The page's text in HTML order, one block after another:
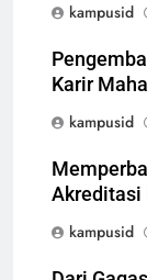
kampusid
Karir
kampusid
Akreditasi
kampusid